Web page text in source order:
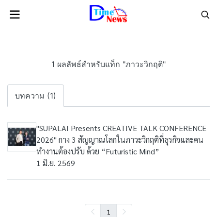
1 ผลลัพธ์สำหรับแท็ก "ภาวะวิกฤติ"
บทความ (1)
"SUPALAI Presents CREATIVE TALK CONFERENCE
2026" กาง 3 สัญญาณโลกในภาวะวิกฤติที่ธุรกิจและคน
ทำงานต้องปรับ ด้วย “Futuristic Mind”
1 มิ.ย. 2569
1